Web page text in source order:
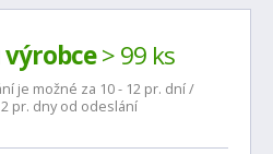
výrobce> 99 ks
je možné za 10 - 12 pr. dní /
pr. dny od odeslání